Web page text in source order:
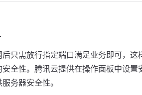
只需放行指定端口满足业务即可，这
全性。腾讯云提供在操作面板中设置
务器安全性。